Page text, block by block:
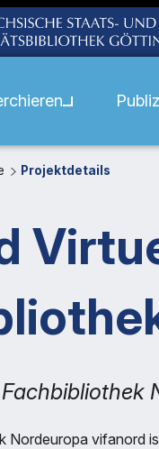
Projektdetails
Nordeuropa vifanord